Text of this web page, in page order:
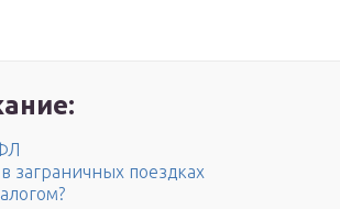
заграничных поездках